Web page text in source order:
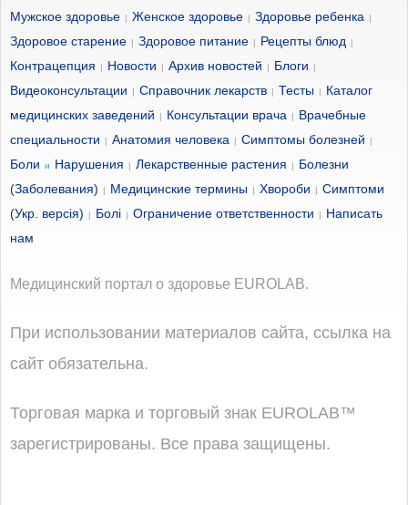
Мужское здоровье | Женское здоровье | Здоровье ребенка |
Здоровое старение | Здоровое питание | Рецепты блюд |
Контрацепция | Новости | Архив новостей | Блоги |
Видеоконсультации | Справочник лекарств | Тесты |
Каталог
медицинских заведений
| Консультации врача |
Врачебные
специальности
| Анатомия человека | Симптомы болезней |
Боли и Нарушения | Лекарственные растения |
Болезни
(Заболевания)
| Медицинские термины | Хвороби | Симптоми
(Укр. версія)
| Болі | Ограничение ответственности |
Написать
нам
Медицинский портал о здоровье EUROLAB.
При использовании материалов сайта, ссылка на
сайт обязательна.
Торговая марка и торговый знак EUROLAB™
зарегистрированы. Все права защищены.